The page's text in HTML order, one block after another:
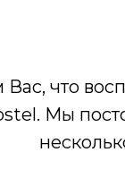
что
Мы